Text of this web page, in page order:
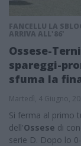
FANCELLU LA
ARRIVA ALL'86'
Ossese-
spareggi-
sfuma la
Martedì, 4 Giugno,
Si ferma al primo
dell'Ossese di
serie D. Dopo lo